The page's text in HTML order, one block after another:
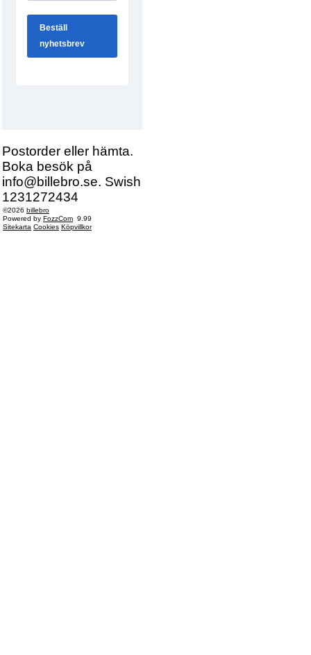
Postorder eller hämta.
Boka besök på
info@billebro.se. Swish
1231272434
©2026 billebro
Powered by FozzCom 9.99
Sitekarta Cookies Köpvillkor